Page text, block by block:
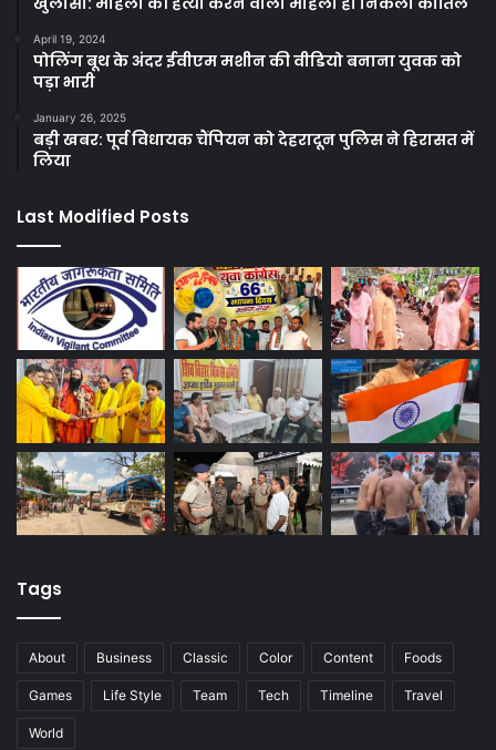
April 19, 2024
पोलिंग बूथ के अंदर ईवीएम मशीन की वीडियो बनाना युवक को
पड़ा भारी
January 26, 2025
बड़ी खबर: पूर्व विधायक चैंपियन को देहरादून पुलिस ने हिरासत में
लिया
Last Modified Posts
Tags
About Business Classic Color Content Foods
Games Life Style Team Tech Timeline Travel
World